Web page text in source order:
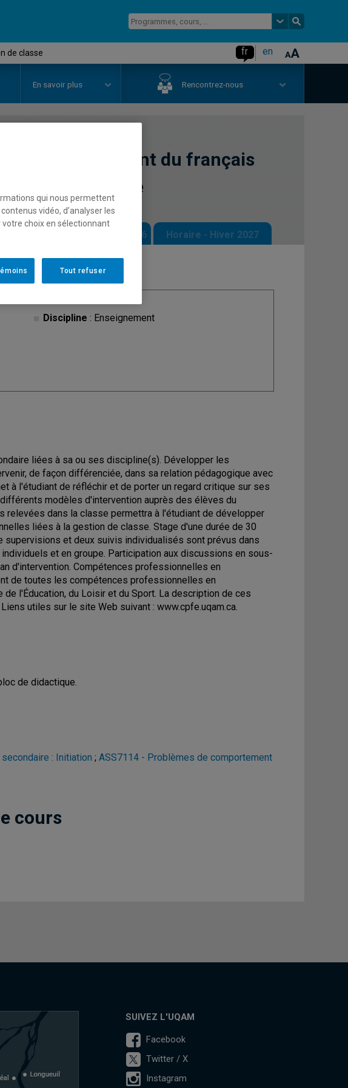
de classe fr en
En savoir plus Rencontrez-nous
II d'enseignement du français
de classe
Horaire - Automne 2026 Horaire - Hiver 2027
Discipline : Enseignement
liées à sa ou ses discipline(s). Développer les
de façon différenciée, dans sa relation pédagogique avec
à l'étudiant de réfléchir et de porter un regard critique sur ses
modèles d'intervention auprès des élèves du
relevées dans la classe permettra à l'étudiant de développer
liées à la gestion de classe. Stage d'une durée de 30
supervisions et deux suivis individualisés sont prévus dans
et en groupe. Participation aux discussions en sous-
d'intervention. Compétences professionnelles en
de toutes les compétences professionnelles en
l'Éducation, du Loisir et du Sport. La description de ces
utiles sur le site Web suivant : www.cpfe.uqam.ca.
de didactique.
: Initiation ; ASS7114 - Problèmes de comportement
cours
SUIVEZ L'UQAM
Facebook
Twitter / X
Instagram
qui nous permettent
vidéo, d’analyser les
choix en sélectionnant
Tout refuser